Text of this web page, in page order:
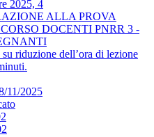
2025, 4
ALLA PROVA
DOCENTI PNRR 3 -
riduzione dell’ora di lezione
11/2025